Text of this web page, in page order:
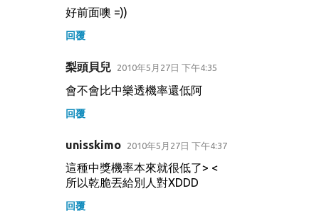
好前面噢 =))
回覆
梨頭貝兒 2010年5月27日 下午4:35
會不會比中樂透機率還低阿
回覆
unisskimo 2010年5月27日 下午4:37
這種中獎機率本來就很低了> <
所以乾脆丟給別人對XDDD
回覆